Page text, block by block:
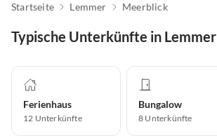
Startseite Lemmer Meerblick
Typische Unterkünfte in Lemmer
Ferienhaus
12 Unterkünfte
Bungalow
8 Unterkünfte